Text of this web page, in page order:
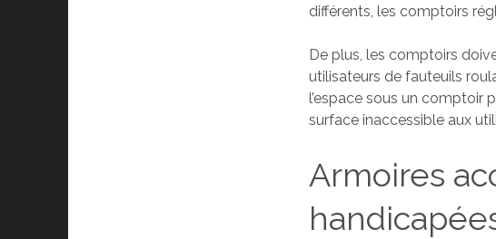
différents, les comptoirs
De plus, les comptoirs
utilisateurs de fauteuils
l’espace sous un comptoir
surface inaccessible aux
Armoires